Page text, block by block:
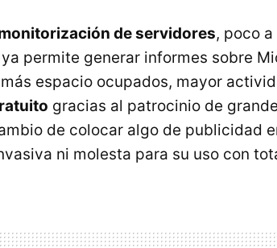
de servidores, poco
permite generar informes sobre
espacio ocupados, mayor
gracias al patrocinio de
de colocar algo de publicidad
ni molesta para su uso con